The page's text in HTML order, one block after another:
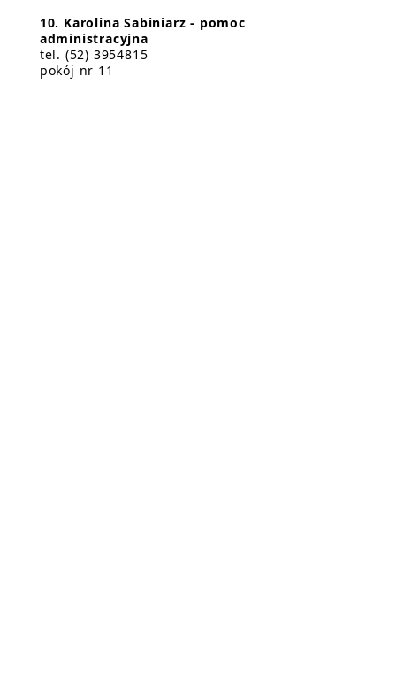
10. Karolina Sabiniarz - pomoc
administracyjna
tel. (52) 3954815
pokój nr 11